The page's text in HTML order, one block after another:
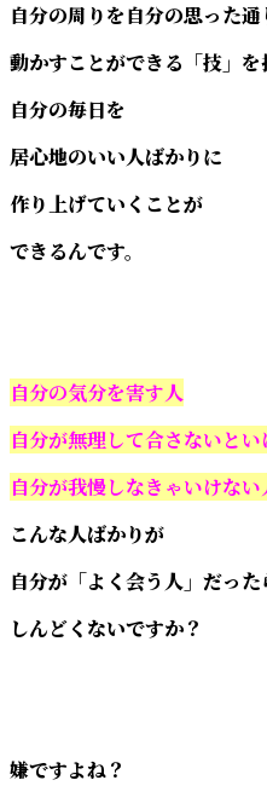
自分の周りを自分の思った通
動かすことができる「技」
自分の毎日を
居心地のいい人ばかりに
作り上げていくことが
できるんです。
自分の気分を害す人
自分が無理して合さないと
自分が我慢しなきゃいけない
こんな人ばかりが
自分が「よく会う人」だった
しんどくないですか？
嫌ですよね？